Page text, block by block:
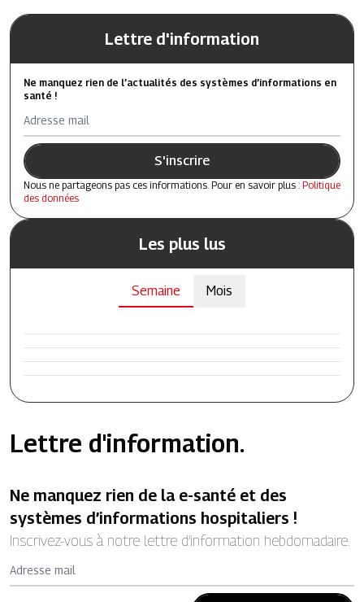
Lettre d'information
Ne manquez rien de l’actualités des systèmes d’informations en
santé !
Adresse mail
S'inscrire
Nous ne partageons pas ces informations. Pour en savoir plus : Politique
des données
Les plus lus
Semaine Mois
Lettre d'information.
Ne manquez rien de la e-santé et des
systèmes d’informations hospitaliers !
Inscrivez-vous à notre lettre d’information hebdomadaire.
Adresse mail